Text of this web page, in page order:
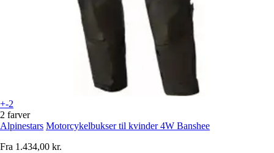
+-2
2 farver
Alpinestars Motorcykelbukser til kvinder 4W Banshee
Fra 1.434,00 kr.